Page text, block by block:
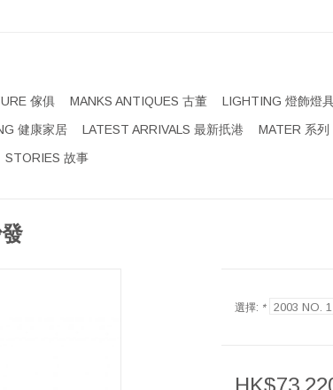
傢俱 MANKS ANTIQUES 古董 LIGHTING 燈飾燈
健康家居
LATEST ARRIVALS 最新扺港 MATER 系列
STORIES 故事
選擇: *